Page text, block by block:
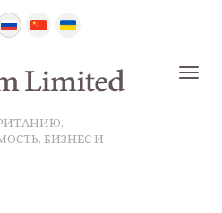
БИЗНЕС И